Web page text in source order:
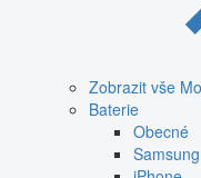
Zobrazit vše
Baterie
Obecné